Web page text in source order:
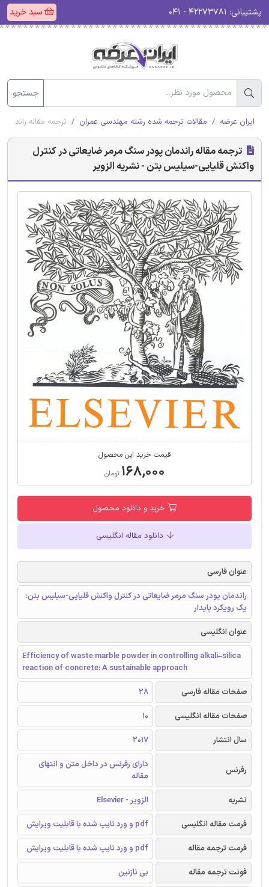
پشتیبانی: سبد خرید
جستجو
ایران عرضه مقالات ترجمه شده رشته مهندسی عمران ترجمه مقاله
ترجمه مقاله راندمان پودر سنگ مرمر ضایعاتی در کنترل
واکنش قلیایی-سیلیس بتن - نشریه الزویر
قیمت خرید این محصول
۱۶۸,۰۰۰ تومان
خرید و دانلود محصول
دانلود مقاله انگلیسی
عنوان فارسی
راندمان پودر سنگ مرمر ضایعاتی در کنترل واکنش قلیایی-سیلیس بتن:
یک رویکرد پایدار
عنوان انگلیسی
Efficiency of waste marble powder in controlling alkali–silica
reaction of concrete: A sustainable approach
صفحات مقاله فارسی
28
صفحات مقاله انگلیسی
10
سال انتشار
2017
رفرنس
دارای رفرنس در داخل متن و انتهای
مقاله
نشریه
الزویر - Elsevier
فرمت مقاله انگلیسی
pdf و ورد تایپ شده با قابلیت ویرایش
فرمت ترجمه مقاله
pdf و ورد تایپ شده با قابلیت ویرایش
فونت ترجمه مقاله
بی نازنین